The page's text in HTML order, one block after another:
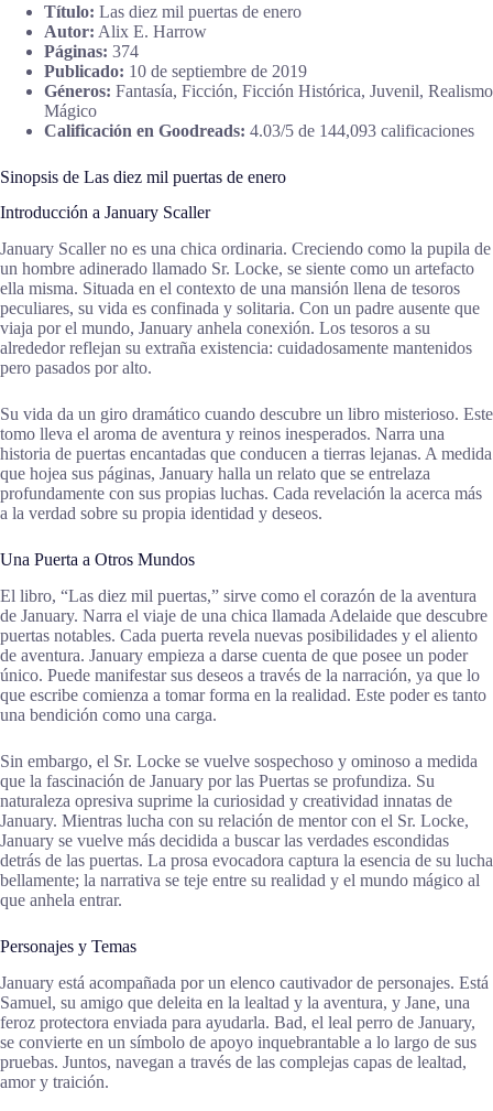
Título: Las diez mil puertas de enero
Autor: Alix E. Harrow
Páginas: 374
Publicado: 10 de septiembre de 2019
Géneros: Fantasía, Ficción, Ficción Histórica, Juvenil, Realismo
Mágico
Calificación en Goodreads: 4.03/5 de 144,093 calificaciones
Sinopsis de Las diez mil puertas de enero
Introducción a January Scaller
January Scaller no es una chica ordinaria. Creciendo como la pupila de
un hombre adinerado llamado Sr. Locke, se siente como un artefacto
ella misma. Situada en el contexto de una mansión llena de tesoros
peculiares, su vida es confinada y solitaria. Con un padre ausente que
viaja por el mundo, January anhela conexión. Los tesoros a su
alrededor reflejan su extraña existencia: cuidadosamente mantenidos
pero pasados por alto.
Su vida da un giro dramático cuando descubre un libro misterioso. Este
tomo lleva el aroma de aventura y reinos inesperados. Narra una
historia de puertas encantadas que conducen a tierras lejanas. A medida
que hojea sus páginas, January halla un relato que se entrelaza
profundamente con sus propias luchas. Cada revelación la acerca más
a la verdad sobre su propia identidad y deseos.
Una Puerta a Otros Mundos
El libro, “Las diez mil puertas,” sirve como el corazón de la aventura
de January. Narra el viaje de una chica llamada Adelaide que descubre
puertas notables. Cada puerta revela nuevas posibilidades y el aliento
de aventura. January empieza a darse cuenta de que posee un poder
único. Puede manifestar sus deseos a través de la narración, ya que lo
que escribe comienza a tomar forma en la realidad. Este poder es tanto
una bendición como una carga.
Sin embargo, el Sr. Locke se vuelve sospechoso y ominoso a medida
que la fascinación de January por las Puertas se profundiza. Su
naturaleza opresiva suprime la curiosidad y creatividad innatas de
January. Mientras lucha con su relación de mentor con el Sr. Locke,
January se vuelve más decidida a buscar las verdades escondidas
detrás de las puertas. La prosa evocadora captura la esencia de su lucha
bellamente; la narrativa se teje entre su realidad y el mundo mágico al
que anhela entrar.
Personajes y Temas
January está acompañada por un elenco cautivador de personajes. Está
Samuel, su amigo que deleita en la lealtad y la aventura, y Jane, una
feroz protectora enviada para ayudarla. Bad, el leal perro de January,
se convierte en un símbolo de apoyo inquebrantable a lo largo de sus
pruebas. Juntos, navegan a través de las complejas capas de lealtad,
amor y traición.